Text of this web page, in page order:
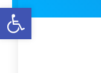
פתח